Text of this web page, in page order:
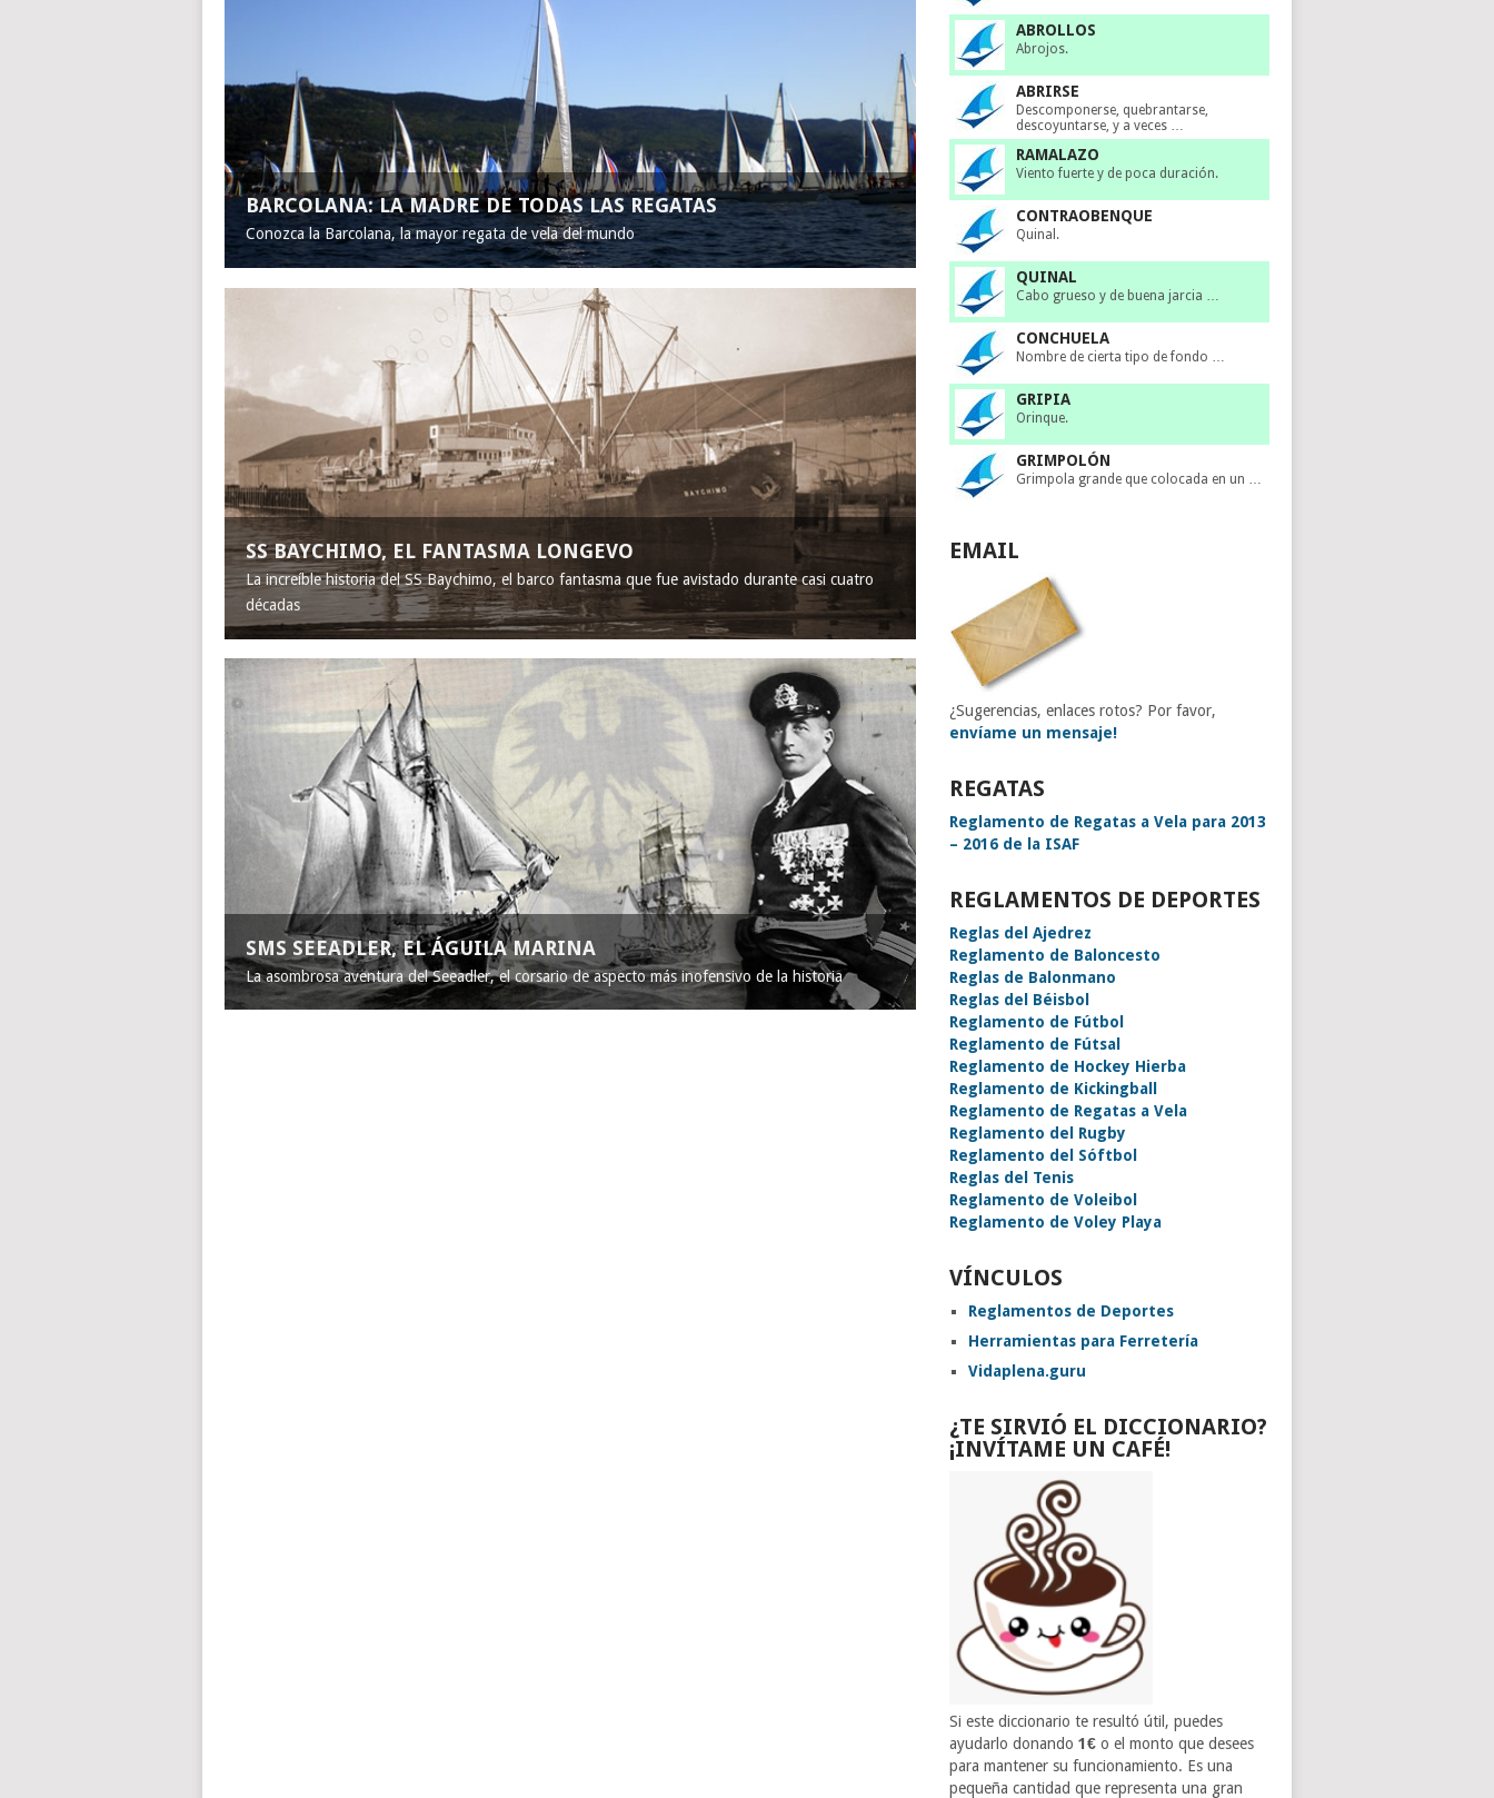
BARCOLANA: LA MADRE DE TODAS LAS REGATAS
Conozca la Barcolana, la mayor regata de vela del mundo
SS BAYCHIMO, EL FANTASMA LONGEVO
La increíble historia del SS Baychimo, el barco fantasma que fue avistado durante casi cuatro
décadas
SMS SEEADLER, EL ÁGUILA MARINA
La asombrosa aventura del Seeadler, el corsario de aspecto más inofensivo de la historia
ABROLLOS
Abrojos.
ABRIRSE
Descomponerse, quebrantarse,
descoyuntarse, y a veces …
RAMALAZO
Viento fuerte y de poca duración.
CONTRAOBENQUE
Quinal.
QUINAL
Cabo grueso y de buena jarcia …
CONCHUELA
Nombre de cierta tipo de fondo …
GRIPIA
Orinque.
GRIMPOLÓN
Grimpola grande que colocada en un …
EMAIL
¿Sugerencias, enlaces rotos? Por favor,
envíame un mensaje!
REGATAS
Reglamento de Regatas a Vela para 2013
– 2016 de la ISAF
REGLAMENTOS DE DEPORTES
Reglas del Ajedrez
Reglamento de Baloncesto
Reglas de Balonmano
Reglas del Béisbol
Reglamento de Fútbol
Reglamento de Fútsal
Reglamento de Hockey Hierba
Reglamento de Kickingball
Reglamento de Regatas a Vela
Reglamento del Rugby
Reglamento del Sóftbol
Reglas del Tenis
Reglamento de Voleibol
Reglamento de Voley Playa
VÍNCULOS
Reglamentos de Deportes
Herramientas para Ferretería
Vidaplena.guru
¿TE SIRVIÓ EL DICCIONARIO?
¡INVÍTAME UN CAFÉ!
Si este diccionario te resultó útil, puedes
ayudarlo donando1€ o el monto que desees
para mantener su funcionamiento. Es una
pequeña cantidad que representa una gran